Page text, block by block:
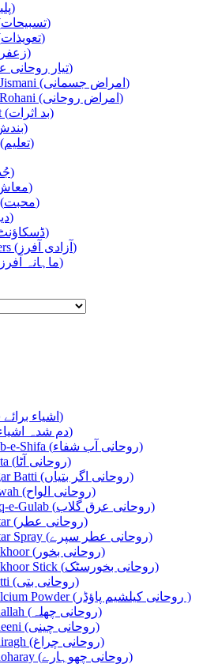
Plates (پلیٹیں)
Tasbihaat (تسبیحات)
Taweezat (تعویذات)
Zafran (زعفران)
Tayyar Ruhani Ilaj (تیار روحانی علاج)
Amraaz-e-Jismani (امراض جسمانی)
Amraaz-e-Rohani (امراض روحانی)
Bad Asraat (بد اثرات)
Bandish (بندش)
Education (تعلیم)
Judai (جُدائی)
Moa'ash (معاش)
Mohabbat (محبت)
Others (دیگر)
Discount Offers (ڈسکاؤنٹ آفرز)
Azadi Offers (آزادی آفرز)
Monthly Offers (ماہانہ آفرز)
On Sale Products (اشیاء برائے سیل)
Dum Shuda Products (دم شدہ اشیاء)
Ruhani Aab-e-Shifa (روحانی آب شفاء)
Ruhani Aata (روحانی آٹا)
Ruhani Agar Batti (روحانی اگر بتیاں)
Ruhani Alwah (روحانی الواح)
Ruhani Arq-e-Gulab (روحانی عرق گلاب)
Ruhani Attar (روحانی عطر)
Ruhani Attar Spray (روحانی عطر سپرے)
Ruhani Bakhoor (روحانی بخور)
Ruhani Bakhoor Stick (روحانی بخورسٹک)
Ruhani Batti (روحانی بتی)
Ruhani Calcium Powder (روحانی کیلشیم پاؤڈر )
Ruhani Challah (روحانی چھلہ)
Ruhani Cheeni (روحانی چینی)
Ruhani Chiragh (روحانی چراغ)
Ruhani Choharay (روحانی چھوہارے)